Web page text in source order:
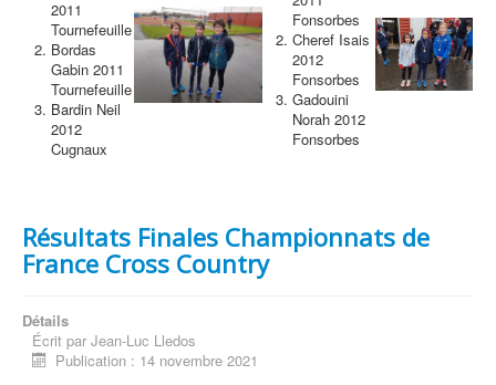
2011
Tournefeuille
Bordas
Gabin 2011
Tournefeuille
Bardin Neil
2012
Cugnaux
Fonsorbes
Cheref Isais
2012
Fonsorbes
Gadouini
Norah 2012
Fonsorbes
Résultats Finales Championnats de
France Cross Country
Détails
Écrit par Jean-Luc Lledos
Publication : 14 novembre 2021